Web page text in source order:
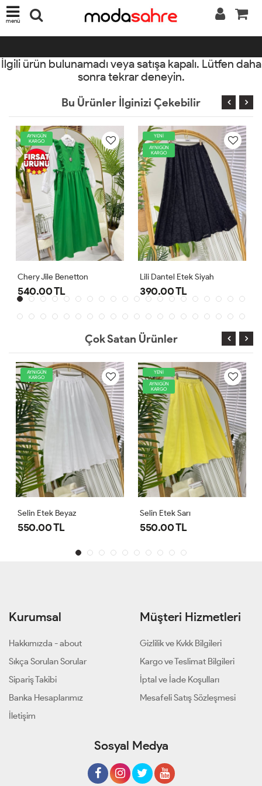
menü
İlgili ürün bulunamadı veya satışa kapalı. Lütfen daha
sonra tekrar deneyin.
Bu Ürünler İlginizi Çekebilir
AYNIGÜN
KARGO
Chery Jile Benetton
540.00 TL
YENİ
AYNIGÜN
KARGO
Lili Dantel Etek Siyah
390.00 TL
Çok Satan Ürünler
AYNIGÜN
KARGO
Selin Etek Beyaz
550.00 TL
YENİ
AYNIGÜN
KARGO
Selin Etek Sarı
550.00 TL
Kurumsal
Hakkımızda - about
Sıkça Sorulan Sorular
Sipariş Takibi
Banka Hesaplarımız
İletişim
Müşteri Hizmetleri
Gizlilik ve Kvkk Bilgileri
Kargo ve Teslimat Bilgileri
İptal ve İade Koşulları
Mesafeli Satış Sözleşmesi
Sosyal Medya